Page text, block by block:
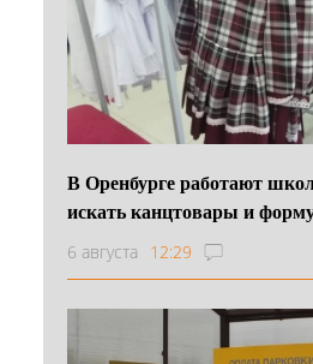
В Оренбурге работают
искать канцтовары и
6 августа 12:29